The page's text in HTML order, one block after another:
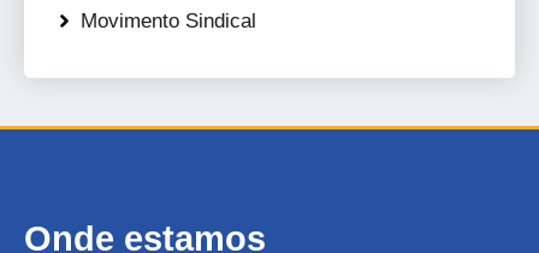
Movimento Sindical
Onde estamos